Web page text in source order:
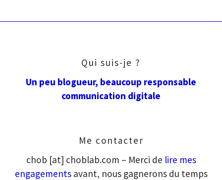
Qui suis-je ?
Un peu blogueur, beaucoup responsable
communication digitale
Me contacter
chob [at] choblab.com – Merci de lire mes
engagementsavant, nous gagnerons du temps